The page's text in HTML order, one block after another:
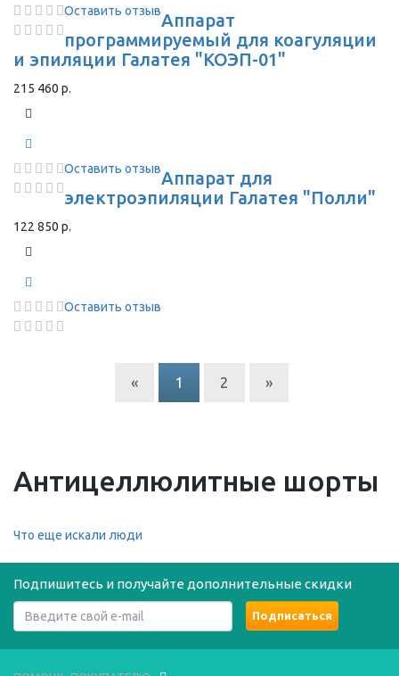
Оставить отзывАппарат
программируемый для коагуляции
и эпиляции Галатея "КОЭП-01"
215 460 р.
Оставить отзывАппарат для
электроэпиляции Галатея "Полли"
122 850 р.
Оставить отзыв
« 1 2 »
Антицеллюлитные шорты
Что еще искали люди
Подпишитесь и получайте дополнительные скидки